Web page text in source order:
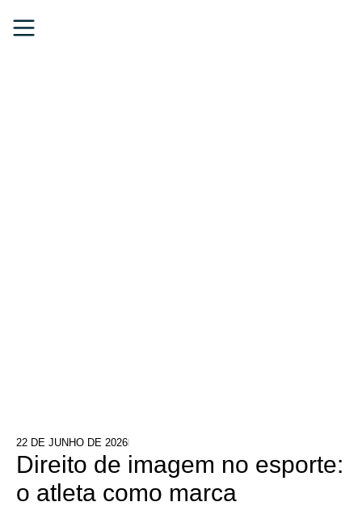
22 DE JUNHO DE 2026
Direito de imagem no esporte:
o atleta como marca